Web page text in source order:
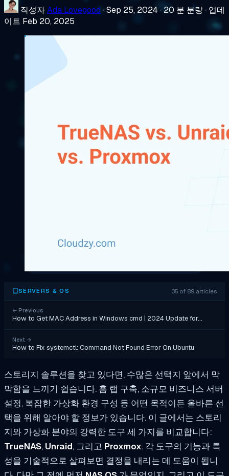
작성자Ada Lovegood·Sep 25, 2024 · 20 분 분량· 업데
이트 Feb 20, 2025
SERVERS & OS 35 of 89 articles
← Previous
How to Get MAC Address in Windows cmd | 2024 Update for…
Next →
How to Fix systemctl: Command Not Found Error On Ubuntu
스토리지 솔루션을 찾고 있다면, 수많은 선택지 앞에서 막
막함을 느끼기 쉽습니다. 홈 랩 구축, 소규모 비즈니스 서버
설정, 복잡한 가상화 환경 구성 등 어떤 목적이든 올바른 선
택을 위해 알아야 할 정보가 있습니다. 이 글에서는 스토리
지와 가상화 분야의 강력한 도구 세 가지를 비교합니다:
TrueNAS, Unraid, 그리고 Proxmox. 각 도구의 기능과 특
성을 기술적으로 살펴보면 결정을 내리는 데 도움이 됩니